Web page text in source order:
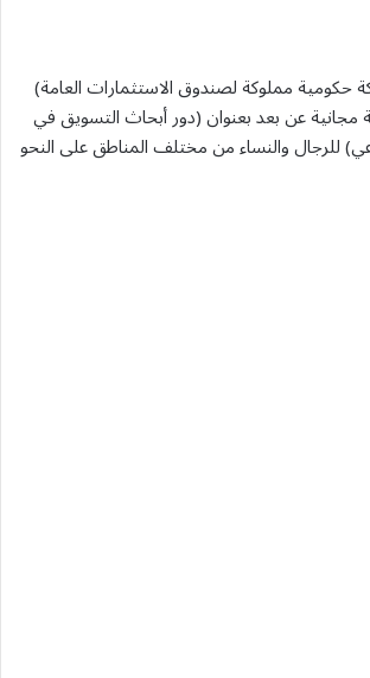
حكومية مملوكة لصندوق الاستثمارات العامة)
مجانية عن بعد بعنوان (دور أبحاث التسويق في
للرجال والنساء من مختلف المناطق على النحو